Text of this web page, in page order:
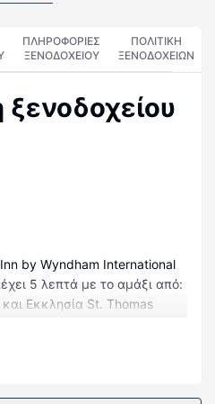
ΠΛΗΡΟΦΟΡΊΕΣ
ΞΕΝΟΔΟΧΕΊΟΥ
ΠΟΛΙΤΙΚΗ
ΞΕΝΟΔΟΧΕΊΩΝ
by Wyndham International
5 λεπτά με το αμάξι από:
Εκκλησία St. Thomas
3,1 χλμ. από: Μουσείο